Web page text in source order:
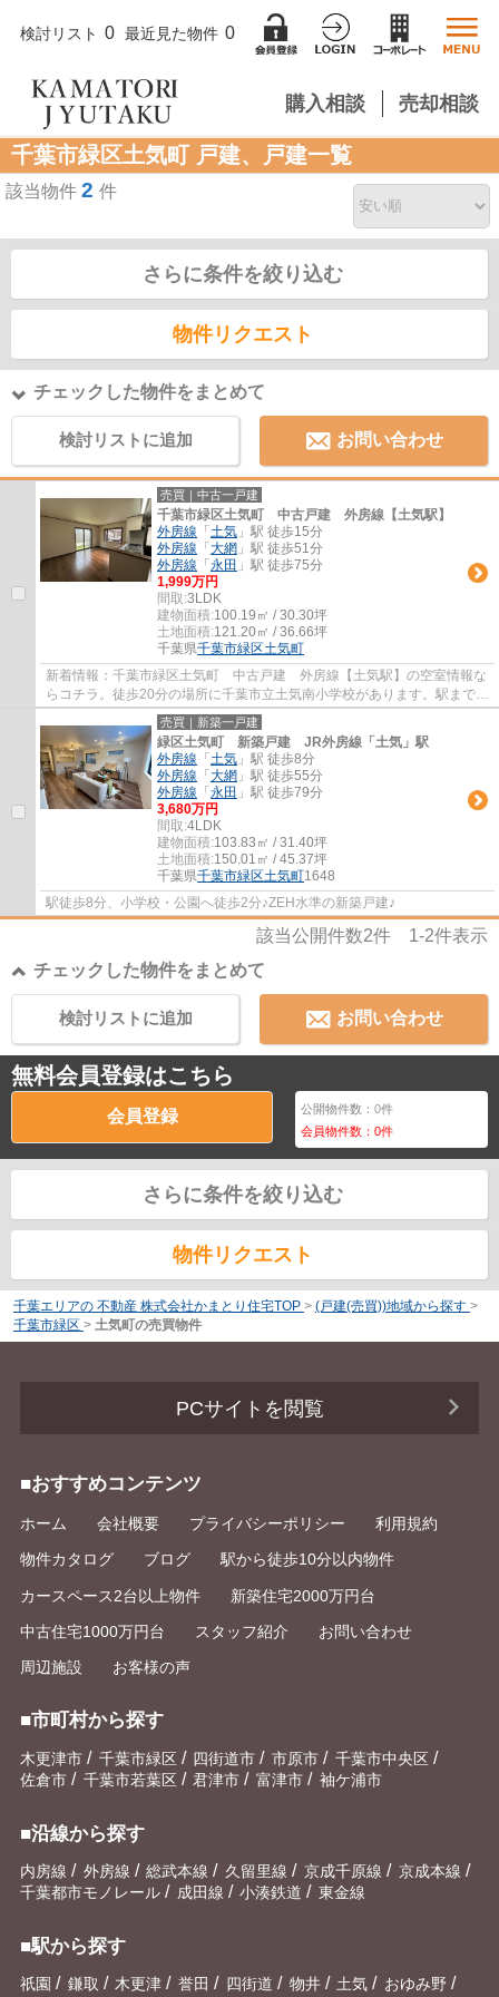
検討リスト 0 最近見た物件 0
購入相談 売却相談
千葉市緑区土気町 戸建、戸建一覧
該当物件 2 件
さらに条件を絞り込む
物件リクエスト
チェックした物件をまとめて
検討リストに追加 お問い合わせ
売買｜中古一戸建
千葉市緑区土気町 中古戸建 外房線【土気駅】
外房線 「 土気 」駅 徒歩15分
外房線 「 大網 」駅 徒歩51分
外房線 「 永田 」駅 徒歩75分
1,999万円
間取:3LDK
建物面積:100.19㎡ / 30.30坪
土地面積:121.20㎡ / 36.66坪
千葉県千葉市緑区土気町
新着情報：千葉市緑区土気町 中古戸建 外房線【土気駅】の空室情報な
らコチラ。徒歩20分の場所に千葉市立土気南小学校があります。駅まで徒
歩15分でアクセス可能です。インテリアを...
売買｜新築一戸建
緑区土気町 新築戸建 JR外房線「土気」駅
外房線 「 土気 」駅 徒歩8分
外房線 「 大網 」駅 徒歩55分
外房線 「 永田 」駅 徒歩79分
3,680万円
間取:4LDK
建物面積:103.83㎡ / 31.40坪
土地面積:150.01㎡ / 45.37坪
千葉県千葉市緑区土気町1648
駅徒歩8分、小学校・公園へ徒歩2分♪ZEH水準の新築戸建♪
該当公開件数2件 1-2件表示
チェックした物件をまとめて
お問い合わせ
検討リストに追加
無料会員登録はこちら
会員登録 公開物件数：0件
会員物件数：0件
さらに条件を絞り込む
物件リクエスト
千葉エリアの 不動産 株式会社かまとり住宅TOP > (戸建(売買))地域から探す >
千葉市緑区 > 土気町の売買物件
PCサイトを閲覧
■おすすめコンテンツ
ホーム 会社概要 プライバシーポリシー 利用規約
物件カタログ ブログ 駅から徒歩10分以内物件
カースペース2台以上物件 新築住宅2000万円台
中古住宅1000万円台 スタッフ紹介 お問い合わせ
周辺施設 お客様の声
■市町村から探す
木更津市 / 千葉市緑区 / 四街道市 / 市原市 / 千葉市中央区 /
佐倉市 / 千葉市若葉区 / 君津市 / 富津市 / 袖ケ浦市
■沿線から探す
内房線 / 外房線 / 総武本線 / 久留里線 / 京成千原線 / 京成本線 /
千葉都市モノレール / 成田線 / 小湊鉄道 / 東金線
■駅から探す
祇園 / 鎌取 / 木更津 / 誉田 / 四街道 / 物井 / 土気 / おゆみ野 /